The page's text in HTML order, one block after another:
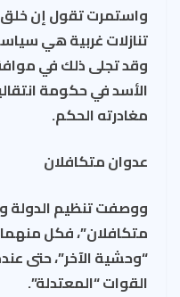
واستمرت تقول إن
تنازلات غربية هي
وقد تجلى ذلك في
الأسد في حكومة
مغادرته الحكم.
عدوان متكافلان
ووصفت تنظيم الدولة
متكافلان”، فكل
“وحشية الآخر”، حتى
القوات “المعتدلة”.